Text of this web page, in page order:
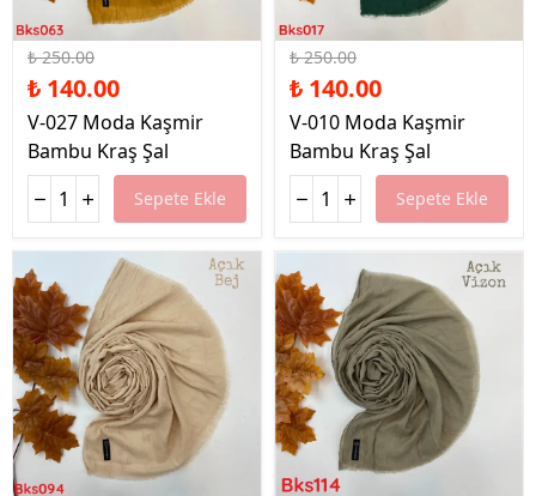
%44 İndirim
₺ 250.00
₺ 140.00
V-027 Moda Kaşmir
Bambu Kraş Şal
Sepete Ekle
%44 İndirim
₺ 250.00
₺ 140.00
V-010 Moda Kaşmir
Bambu Kraş Şal
Sepete Ekle
%44 İndirim %44 İndirim